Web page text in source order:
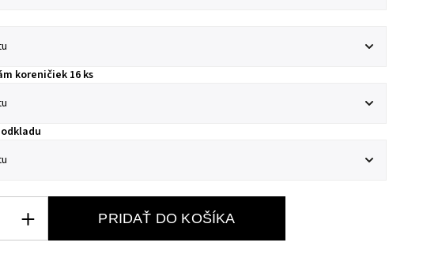
koreničiek 16 ks
PRIDAŤ DO KOŠÍKA